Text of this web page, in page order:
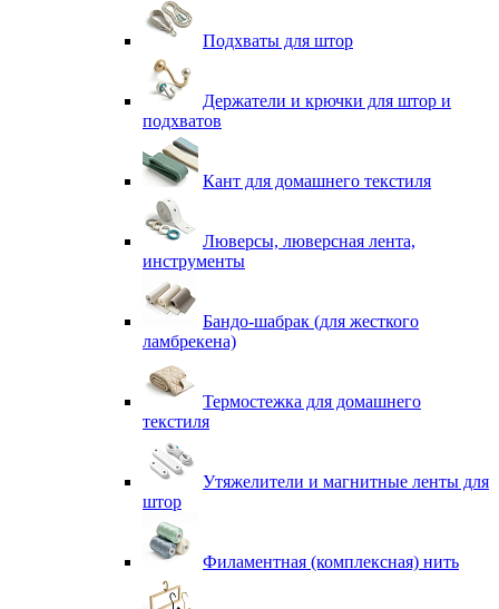
Подхваты для штор
Держатели и крючки для штор и
подхватов
Кант для домашнего текстиля
Люверсы, люверсная лента,
инструменты
Бандо-шабрак (для жесткого
ламбрекена)
Термостежка для домашнего
текстиля
Утяжелители и магнитные ленты для
штор
Филаментная (комплексная) нить